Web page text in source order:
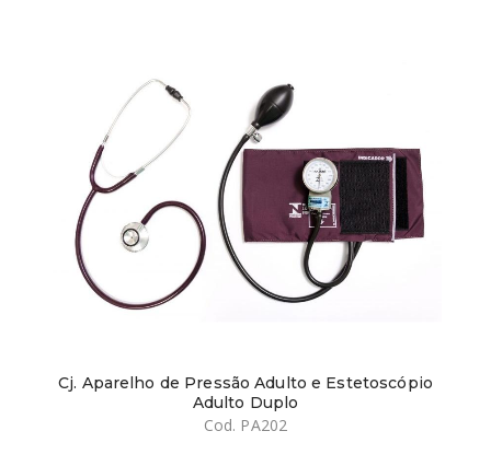
Cj. Aparelho de Pressão Adulto e Estetoscópio
Adulto Duplo
Cod. PA202